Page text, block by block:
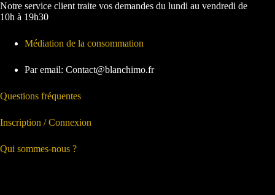
Notre service client traite vos demandes du lundi au vendredi de
10h à 19h30
Médiation de la consommation
Par email: Contact@blanchimo.fr
Questions fréquentes
Inscription / Connexion
Qui sommes-nous ?